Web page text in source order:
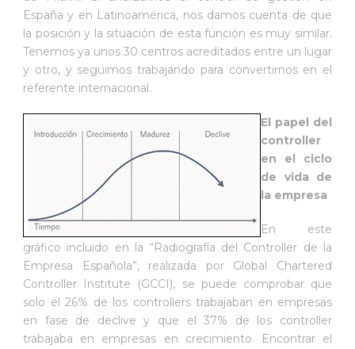
España y en Latinoamérica, nos damos cuenta de que
la posición y la situación de esta función es muy similar.
Tenemos ya unos 30 centros acreditados entre un lugar
y otro, y seguimos trabajando para convertirnos en el
referente internacional.
El papel del
controller
en el ciclo
de vida de
la empresa
En este
gráfico incluido en la “Radiografía del Controller de la
Empresa Española”, realizada por Global Chartered
Controller Institute (GCCI), se puede comprobar que
solo el 26% de los controllers trabajaban en empresas
en fase de declive y que el 37% de los controller
trabajaba en empresas en crecimiento. Encontrar el